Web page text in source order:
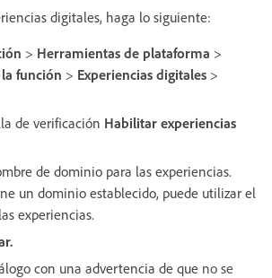
digitales, haga lo siguiente:
> Herramientas de plataforma >
función > Experiencias digitales >
de verificación Habilitar experiencias
de dominio para las experiencias.
un dominio establecido, puede utilizar el
experiencias.
con una advertencia de que no se